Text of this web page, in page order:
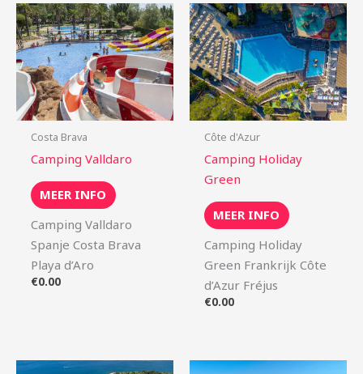
Costa Brava
Camping Valldaro
MEER INFO
Camping Valldaro
Spanje Costa Brava
Playa d’Aro
€0.00
Côte d'Azur
Camping Holiday
Green
MEER INFO
Camping Holiday
Green Frankrijk Côte
d’Azur Fréjus
€0.00